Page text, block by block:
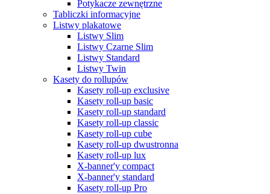
Potykacze zewnętrzne
Tabliczki informacyjne
Listwy plakatowe
Listwy Slim
Listwy Czarne Slim
Listwy Standard
Listwy Twin
Kasety do rollupów
Kasety roll-up exclusive
Kasety roll-up basic
Kasety roll-up standard
Kasety roll-up classic
Kasety roll-up cube
Kasety roll-up dwustronna
Kasety roll-up lux
X-banner'y compact
X-banner'y standard
Kasety roll-up Pro